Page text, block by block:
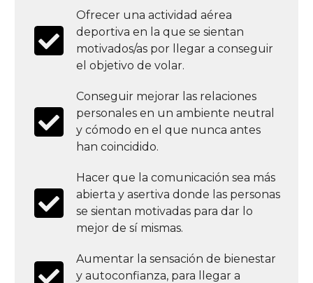
Ofrecer una actividad aérea
deportiva en la que se sientan
motivados/as por llegar a conseguir
el objetivo de volar.
Conseguir mejorar las relaciones
personales en un ambiente neutral
y cómodo en el que nunca antes
han coincidido.
Hacer que la comunicación sea más
abierta y asertiva donde las personas
se sientan motivadas para dar lo
mejor de sí mismas.
Aumentar la sensación de bienestar
y autoconfianza, para llegar a